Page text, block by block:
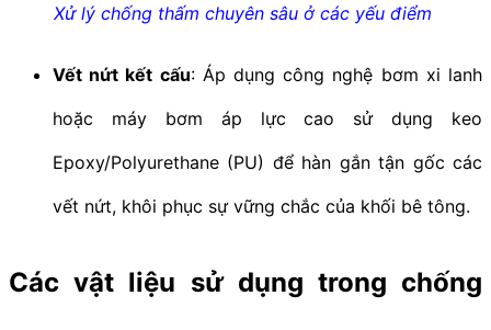
Xử lý chống thấm chuyên sâu ở các yếu điểm
Vết nứt kết cấu: Áp dụng công nghệ bơm xi lanh
hoặc máy bơm áp lực cao sử dụng keo
Epoxy/Polyurethane (PU) để hàn gắn tận gốc các
vết nứt, khôi phục sự vững chắc của khối bê tông.
Các vật liệu sử dụng trong chống